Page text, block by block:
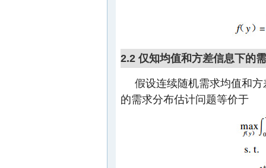
2.2 仅知均值和方差信息下的
假设连续随机需求均值和方
的需求分布估计问题等价于